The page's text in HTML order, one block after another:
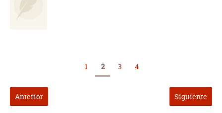
Anterior
1 2 3 4
Siguiente